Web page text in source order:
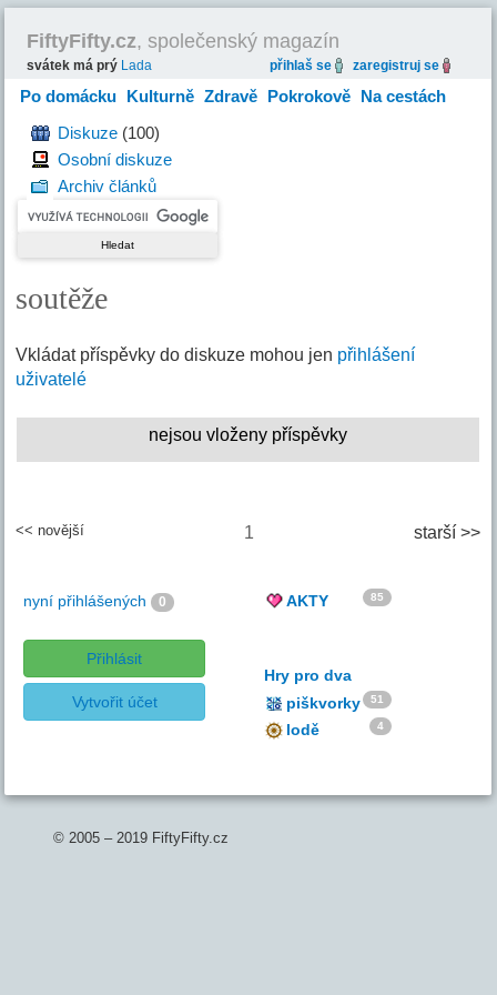
FiftyFifty.cz, společenský magazín
svátek má prý Lada přihlaš se zaregistruj se
Po domácku Kulturně Zdravě Pokrokově Na cestách
HravěDiskuze (100)
Osobní diskuze
Archiv článků
soutěže
Vkládat příspěvky do diskuze mohou jen přihlášení
uživatelé
nejsou vloženy příspěvky
starší >>
<< novější 1
nyní přihlášených 0
Přihlásit
Vytvořit účet
AKTY 85
Hry pro dva
piškvorky
51
lodě 4
© 2005 – 2019 FiftyFifty.cz